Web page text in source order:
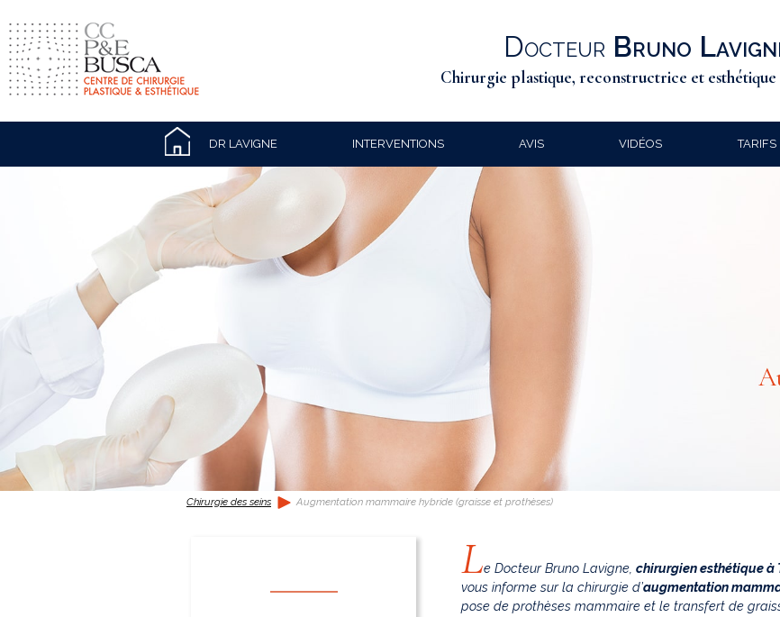
Docteur Bruno
Chirurgie plastique, reconstructrice et esthétique
DR LAVIGNE INTERVENTIONS AVIS VIDÉOS TARIFS
Chirurgie des seins Augmentation mammaire hybride (graisse et prothèses)
Le Docteur Bruno Lavigne, chirurgien esthétique à
vous informe sur la chirurgie d’augmentation
pose de prothèses mammaire et le transfert de